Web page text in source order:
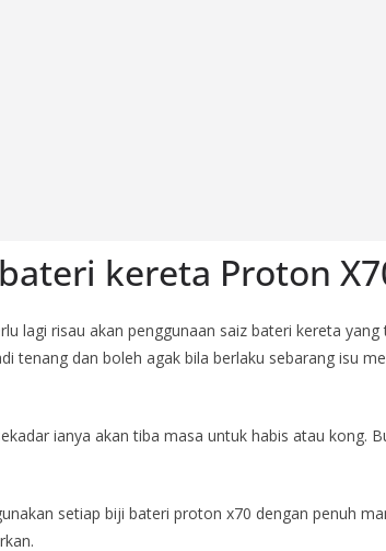
kereta Proton
lagi risau akan penggunaan saiz bateri kereta yang
tenang dan boleh agak bila berlaku sebarang isu
ianya akan tiba masa untuk habis atau kong.
setiap biji bateri proton x70 dengan penuh